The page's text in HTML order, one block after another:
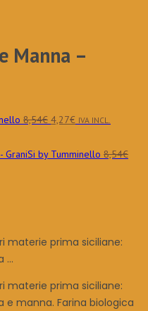
Manna –
8,54€ Il
originale
4,27€ Il
attuale
IVA INCL.
GraniSi by Tumminello 8,54€Il
materie prima siciliane:
...
materie prima siciliane:
e manna. Farina biologica